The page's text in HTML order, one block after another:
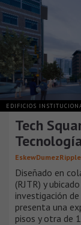
EDIFICIOS
Tech
EskewDumezRipple
Diseñado en
(RJTR) y
investigación
presenta una
pisos y otra de